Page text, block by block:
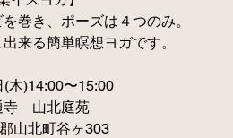
巻き、ポーズは４つのみ。
来る簡単瞑想ヨガです。
(木)14:00〜15:00
寺 山北庭苑
山北町谷ヶ303